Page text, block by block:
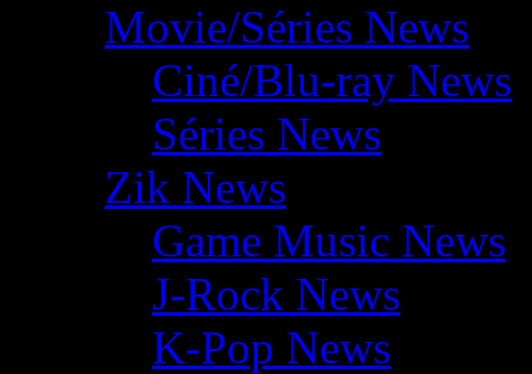
Movie/Séries News
Ciné/Blu-ray News
Séries News
Zik News
Game Music News
J-Rock News
K-Pop News